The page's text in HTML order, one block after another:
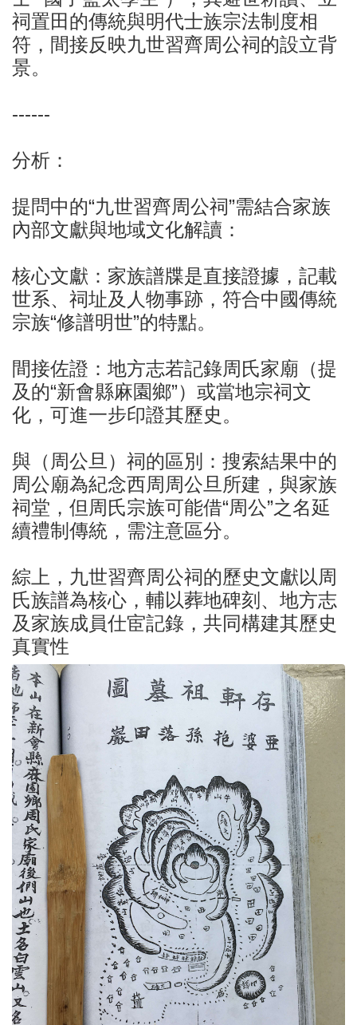
祠置田的傳統與明代士族宗法制度相
符，間接反映九世習齊周公祠的設立背
景。
------
分析：
提問中的“九世習齊周公祠”需結合家族
內部文獻與地域文化解讀：
核心文獻：家族譜牒是直接證據，記載
世系、祠址及人物事跡，符合中國傳統
宗族“修譜明世”的特點。
間接佐證：地方志若記錄周氏家廟（提
及的“新會縣麻園鄉”）或當地宗祠文
化，可進一步印證其歷史。
與（周公旦）祠的區別：搜索結果中的
周公廟為紀念西周周公旦所建，與家族
祠堂，但周氏宗族可能借“周公”之名延
續禮制傳統，需注意區分。
綜上，九世習齊周公祠的歷史文獻以周
氏族譜為核心，輔以葬地碑刻、地方志
及家族成員仕宦記錄，共同構建其歷史
真實性